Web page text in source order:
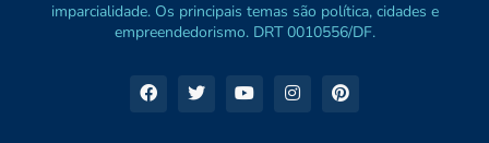
imparcialidade. Os principais temas são política, cidades e
empreendedorismo. DRT 0010556/DF.